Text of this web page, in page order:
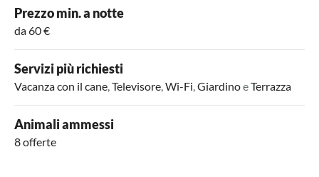
Prezzo min. a notte
da 60 €
Servizi più richiesti
Vacanza con il cane,Televisore,Wi-Fi,GiardinoeTerrazza
Animali ammessi
8 offerte